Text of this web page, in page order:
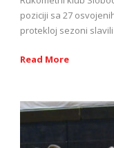
poziciji sa 27
protekloj sezoni
Read More